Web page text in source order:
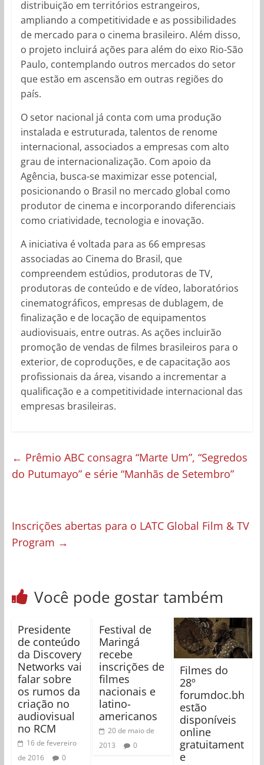
distribuição em territórios estrangeiros,
ampliando a competitividade e as possibilidades
de mercado para o cinema brasileiro. Além disso,
o projeto incluirá ações para além do eixo Rio-São
Paulo, contemplando outros mercados do setor
que estão em ascensão em outras regiões do
país.
O setor nacional já conta com uma produção
instalada e estruturada, talentos de renome
internacional, associados a empresas com alto
grau de internacionalização. Com apoio da
Agência, busca-se maximizar esse potencial,
posicionando o Brasil no mercado global como
produtor de cinema e incorporando diferenciais
como criatividade, tecnologia e inovação.
A iniciativa é voltada para as 66 empresas
associadas ao Cinema do Brasil, que
compreendem estúdios, produtoras de TV,
produtoras de conteúdo e de vídeo, laboratórios
cinematográficos, empresas de dublagem, de
finalização e de locação de equipamentos
audiovisuais, entre outras. As ações incluirão
promoção de vendas de filmes brasileiros para o
exterior, de coproduções, e de capacitação aos
profissionais da área, visando a incrementar a
qualificação e a competitividade internacional das
empresas brasileiras.
← Prêmio ABC consagra “Marte Um”, “Segredos
do Putumayo” e série “Manhãs de Setembro”
Inscrições abertas para o LATC Global Film & TV
Program →
Você pode gostar também
Presidente
de conteúdo
da Discovery
Networks vai
falar sobre
os rumos da
criação no
audiovisual
no RCM
16 de fevereiro
de 2016
0
Festival de
Maringá
recebe
inscrições de
filmes
nacionais e
latino-
americanos
20 de maio de
2013
0
Filmes do
28º
forumdoc.bh
estão
disponíveis
online
gratuitament
e